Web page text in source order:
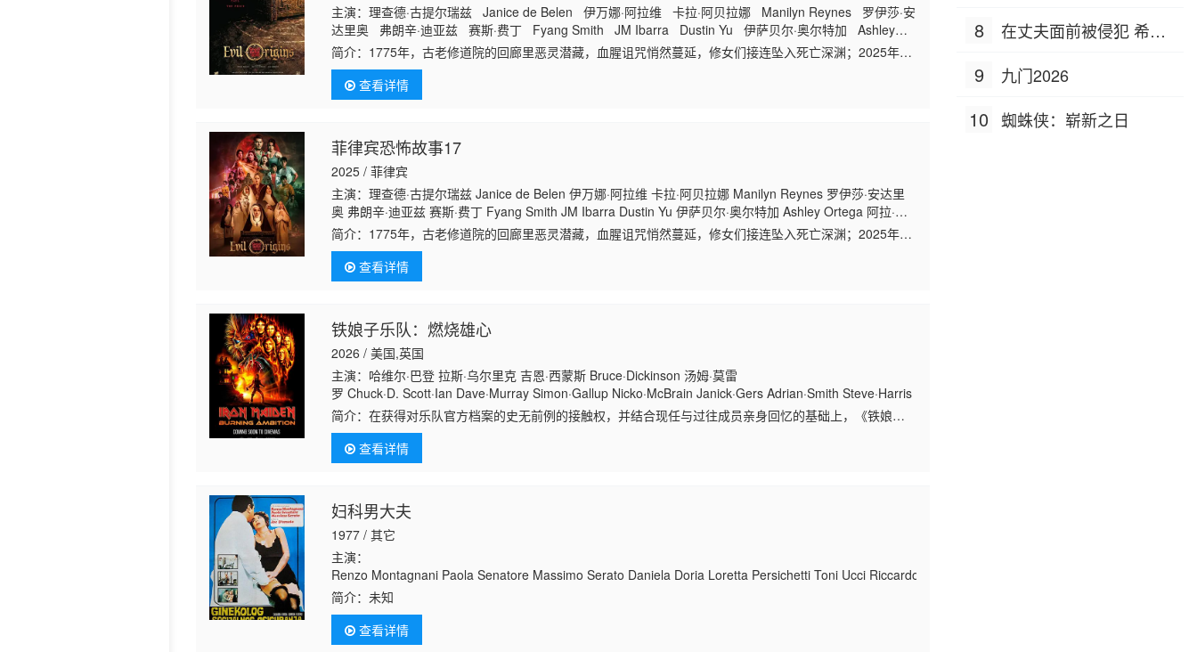
主演：理查德·古提尔瑞兹 Janice de Belen 伊万娜·阿拉维 卡拉·阿贝拉娜 Manilyn Reynes 罗伊莎·安
达里奥 弗朗辛·迪亚兹 赛斯·费丁 Fyang Smith JM Ibarra Dustin Yu 伊萨贝尔·奥尔特加 Ashley
Ortega 阿拉·米娜 Arlene Muhlach 卡琳娜·包蒂斯塔 Matt Lozano Althea Ablan 伊莱贾·阿莱霍
Maika Rivera 莎拉·
简介： 1775年，古老修道院的回廊里恶灵潜藏，血腥诅咒悄然蔓延，修女们接连坠入死亡深渊；2025年万
圣节狂欢夜，面具杀手突袭街头，热闹派对秒变屠宰场，人人沦为待宰猎物；2050年末世废土，怪物横行
开启末日启
查看详情
菲律宾恐怖故事17
2025 / 菲律宾
主演：理查德·古提尔瑞兹 Janice de Belen 伊万娜·阿拉维 卡拉·阿贝拉娜 Manilyn Reynes 罗伊莎·安达里
奥 弗朗辛·迪亚兹 赛斯·费丁 Fyang Smith JM Ibarra Dustin Yu 伊萨贝尔·奥尔特加 Ashley Ortega 阿拉·米
娜 Arlene Muhlach 卡琳娜·包蒂斯塔 Matt Lozano Althea Ablan 伊莱贾·阿莱霍 Maika Rivera 莎拉·爱德华
兹 Raven Rigor Dylan Yturralde
简介： 1775年，古老修道院的回廊里恶灵潜藏，血腥诅咒悄然蔓延，修女们接连坠入死亡深渊；2025年万
圣节狂欢夜，面具杀手突袭街头，热闹派对秒变屠宰场，人人沦为待宰猎物；2050年末世废土，怪物横行
开启末日启
查看详情
铁娘子乐队：燃烧雄心
2026 / 美国,英国
主演：哈维尔·巴登 拉斯·乌尔里克 吉恩·西蒙斯 Bruce·Dickinson 汤姆·莫雷
罗 Chuck·D. Scott·Ian Dave·Murray Simon·Gallup Nicko·McBrain Janick·Gers Adrian·Smith Steve·Harris Blaze·Bayley Rod·Smallwood
简介：在获得对乐队官方档案的史无前例的接触权，并结合现任与过往成员亲身回忆的基础上，《铁娘子
乐队：燃烧雄心》邀请乐迷共同体验音乐史上最具标志性的传奇征程。这部震撼人心的纪录片横跨五十年
岁月，完整记录了乐队从
查看详情
妇科男大夫
1977 / 其它
主演：
Renzo Montagnani Paola Senatore Massimo Serato Daniela Doria Loretta Persichetti Toni Ucci Riccardo Salvino Isabella Biagini Mario Carotenuto
简介：未知
查看详情
8
在丈夫面前被侵犯 希岛
9 九门2026
10 蜘蛛侠：崭新之日